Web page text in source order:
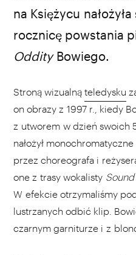
na Księżycu
rocznicę powstania
OddityBowiego.
Stroną wizualną teledysku
on obrazy z 1997 r., kiedy
z utworem w dzień swoich
nałożył
przez choreografa i
one z trasy wokalisty
W efekcie otrzymaliśmy
lustrzanych odbić klip.
czarnym garniturze i z